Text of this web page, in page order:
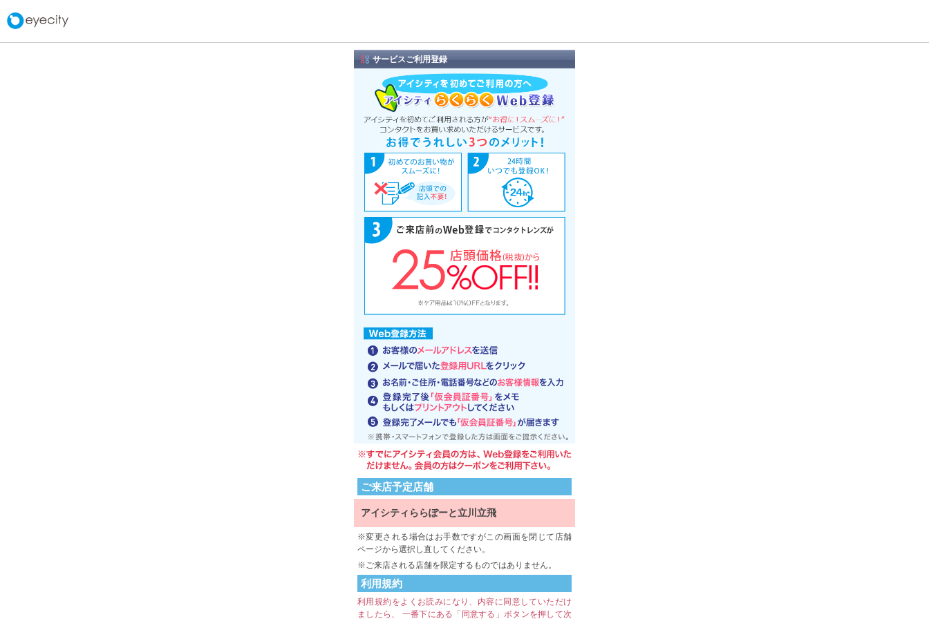
サービスご利用登録
ご来店予定店舗
アイシティららぽーと立川立飛
変更される場合はお手数ですがこの画面を閉じて店舗
ページから選択し直してください。
ご来店される店舗を限定するものではありません。
利用規約
利用規約をよくお読みになり、内容に同意していただけ
ましたら、 一番下にある「同意する」ボタンを押して次